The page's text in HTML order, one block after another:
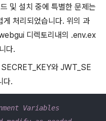
및 설치 중에 특별한 문제는
게 처리되었습니다. 위의 과
디렉토리내의 .env.ex
다.
와 JWT_SE
다.
Variables